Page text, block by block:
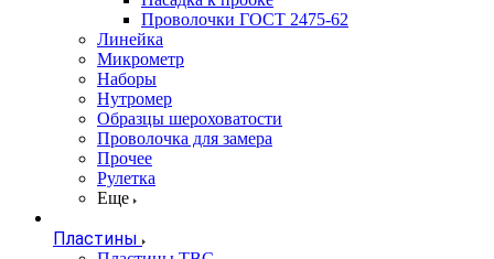
Проволочки ГОСТ 2475-62
Линейка
Микрометр
Наборы
Нутромер
Образцы шероховатости
Проволочка для замера
Прочее
Рулетка
Еще
Пластины